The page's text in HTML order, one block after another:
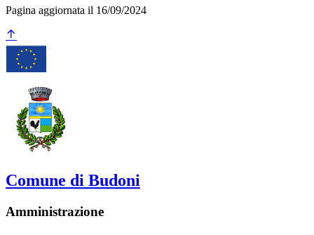
Pagina aggiornata il 16/09/2024
Comune di Budoni
Amministrazione